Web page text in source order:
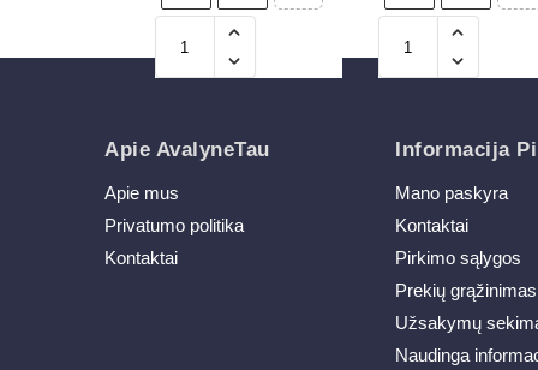
Apie AvalyneTau
Apie mus
Privatumo politika
Kontaktai
Informacija
Mano paskyra
Kontaktai
Pirkimo sąlygos
Prekių grąžinimas
Užsakymų
Naudinga